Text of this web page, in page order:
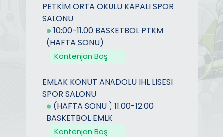
PETKİM ORTA OKULU KAPALI SPOR
SALONU
10:00-11.00 BASKETBOL PTKM
(HAFTA SONU)
Kontenjan Boş
EMLAK KONUT ANADOLU İHL LİSESİ
SPOR SALONU
(HAFTA SONU ) 11.00-12.00
BASKETBOL EMLK
Kontenjan Boş